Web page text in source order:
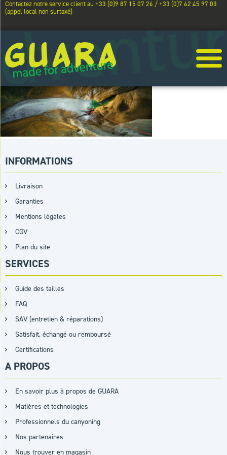
Contactez notre service client au +33 (0)9 87 15 07 26 / +33 (0)7 62 45 97 03
(appel local non surtaxé)
INFORMATIONS
Livraison
Garanties
Mentions légales
CGV
Plan du site
SERVICES
Guide des tailles
FAQ
SAV (entretien & réparations)
Satisfait, échangé ou remboursé
Certifications
A PROPOS
En savoir plus à propos de GUARA
Matières et technologies
Professionnels du canyoning
Nos partenaires
Nous trouver en magasin